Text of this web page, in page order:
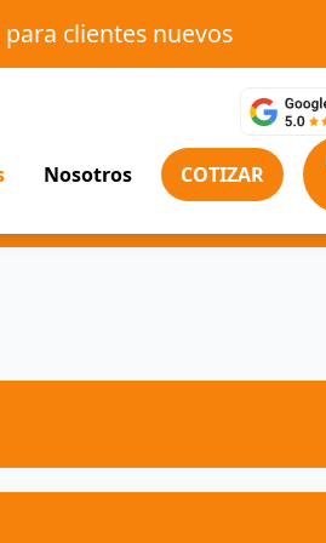
clientes nuevos
Nosotros COTIZAR